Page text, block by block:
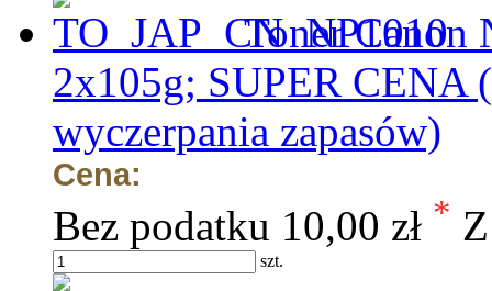
Toner Canon
2x105g; SUPER CENA
wyczerpania zapasów)
Cena:
Bez podatku 10,00 zł *
szt.